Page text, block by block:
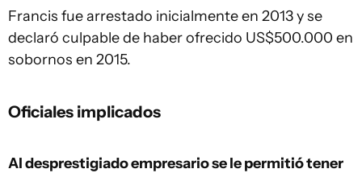
Francis fue arrestado inicialmente en 2013 y se
declaró culpable de haber ofrecido US$500.000 en
sobornos en 2015.
Oficiales implicados
Al desprestigiado empresario se le permitió tener